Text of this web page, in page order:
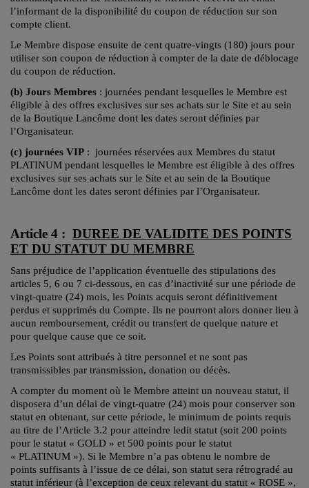
l’informant de la disponibilité du coupon de réduction sur son
compte client.
Le Membre dispose ensuite de cent quatre-vingts (180) jours pour
utiliser son coupon de réduction à compter de la date de déblocage
du coupon de réduction.
(b) Jours Membres : journées pendant lesquelles le Membre est
éligible à des offres exclusives sur ses achats sur le Site et au sein
de la Boutique Lancôme dont les dates seront définies par
l’Organisateur.
(c) journées VIP : journées réservées aux Membres du statut
PLATINUM pendant lesquelles le Membre est éligible à des offres
exclusives sur ses achats sur le Site et au sein de la Boutique
Lancôme dont les dates seront définies par l’Organisateur.
Article 4 : DUREE DE VALIDITE DES POINTS
ET DU STATUT DU MEMBRE
Sans préjudice de l’application éventuelle des stipulations des
articles 5, 6 ou 7 ci-dessous, en cas d’inactivité sur une période de
vingt-quatre (24) mois, les Points acquis seront définitivement
perdus et supprimés du Compte. Ils ne pourront alors donner lieu à
aucun remboursement, crédit ou transfert de quelque nature et
pour quelque cause que ce soit.
Les Points sont attribués à titre personnel et ne sont pas
transmissibles par transmission, donation ou décès.
A compter du moment où le Membre atteint un nouveau statut, il
disposera d’un délai de vingt-quatre (24) mois pour conserver son
statut en obtenant, sur cette période, le minimum de points requis
au titre de l’Article 3.2 pour atteindre ledit statut (soit 200 points
pour le statut « GOLD » et 500 points pour le statut
« PLATINUM »). Si le Membre n’a pas obtenu le nombre de
points suffisants à l’issue de ce délai, son statut sera rétrogradé au
statut inférieur (à l’exception de ceux relevant du statut « ROSE »,